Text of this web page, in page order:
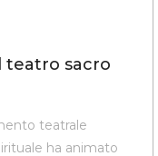
teatro sacro
teatrale
ha animato